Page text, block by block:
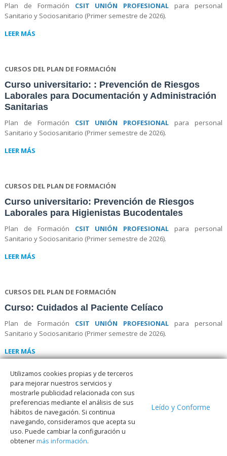
Plan de Formación CSIT UNIÓN PROFESIONAL para personal
Sanitario y Sociosanitario (Primer semestre de 2026).
LEER MÁS
CURSOS DEL PLAN DE FORMACIÓN
Curso universitario: : Prevención de Riesgos
Laborales para Documentación y Administración
Sanitarias
Plan de Formación CSIT UNIÓN PROFESIONAL para personal
Sanitario y Sociosanitario (Primer semestre de 2026).
LEER MÁS
CURSOS DEL PLAN DE FORMACIÓN
Curso universitario: Prevención de Riesgos
Laborales para Higienistas Bucodentales
Plan de Formación CSIT UNIÓN PROFESIONAL para personal
Sanitario y Sociosanitario (Primer semestre de 2026).
LEER MÁS
CURSOS DEL PLAN DE FORMACIÓN
Curso: Cuidados al Paciente Celíaco
Plan de Formación CSIT UNIÓN PROFESIONAL para personal
Sanitario y Sociosanitario (Primer semestre de 2026).
LEER MÁS
Promociones
06/05/2026
TARJETA DIGITAL AFILIADOS
Tres sencillos pasos y tendrás todo un mundo de ventajas a tu
Utilizamos cookies propias y de terceros
para mejorar nuestros servicios y
mostrarle publicidad relacionada con sus
preferencias mediante el análisis de sus
hábitos de navegación. Si continua
navegando, consideramos que acepta su
uso. Puede cambiar la configuración u
obtenermás información.
Leído y Conforme